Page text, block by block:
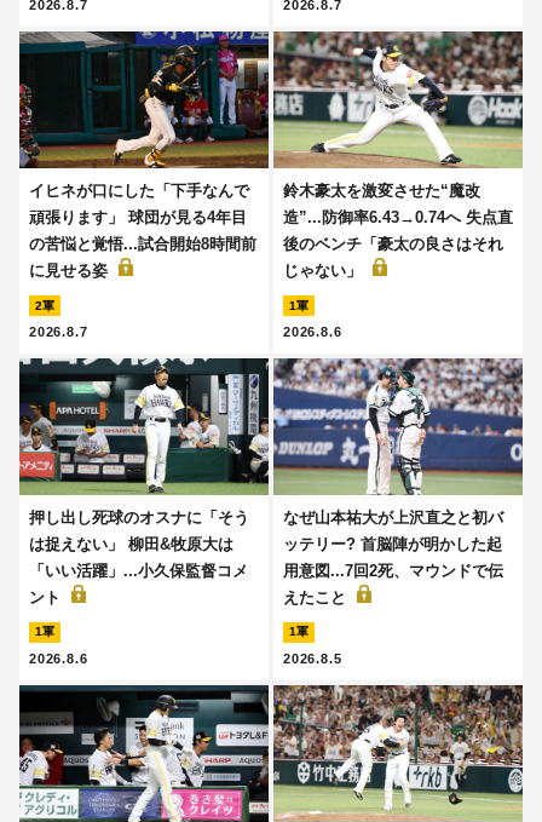
2026.8.7 2026.8.7
イヒネが口にした「下手なんで
頑張ります」 球団が見る4年目
の苦悩と覚悟...試合開始8時間前
に見せる姿
2軍
2026.8.7
鈴木豪太を激変させた“魔改
造”...防御率6.43→0.74へ 失点直
後のベンチ「豪太の良さはそれ
じゃない」
1軍
2026.8.6
押し出し死球のオスナに「そう
は捉えない」 柳田&牧原大は
「いい活躍」...小久保監督コメ
ント
1軍
2026.8.6
なぜ山本祐大が上沢直之と初バ
ッテリー? 首脳陣が明かした起
用意図...7回2死、マウンドで伝
えたこと
1軍
2026.8.5